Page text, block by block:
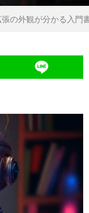
張の外観が分かる入門